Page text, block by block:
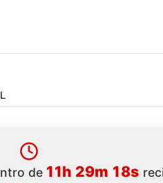
de11h 29m 17s